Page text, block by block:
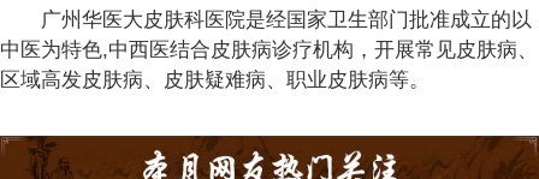
广州华医大皮肤科医院是经国家卫生部门批准成立的以
中医为特色,中西医结合皮肤病诊疗机构，开展常见皮肤病、
区域高发皮肤病、皮肤疑难病、职业皮肤病等。